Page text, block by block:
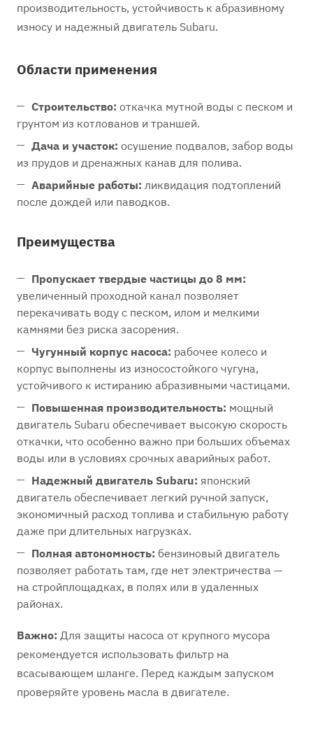
производительность, устойчивость к абразивному
износу и надежный двигатель Subaru.
Области применения
Строительство: откачка мутной воды с песком и
грунтом из котлованов и траншей.
Дача и участок: осушение подвалов, забор воды
из прудов и дренажных канав для полива.
Аварийные работы: ликвидация подтоплений
после дождей или паводков.
Преимущества
Пропускает твердые частицы до 8 мм:
увеличенный проходной канал позволяет
перекачивать воду с песком, илом и мелкими
камнями без риска засорения.
Чугунный корпус насоса: рабочее колесо и
корпус выполнены из износостойкого чугуна,
устойчивого к истиранию абразивными частицами.
Повышенная производительность: мощный
двигатель Subaru обеспечивает высокую скорость
откачки, что особенно важно при больших объемах
воды или в условиях срочных аварийных работ.
Надежный двигатель Subaru: японский
двигатель обеспечивает легкий ручной запуск,
экономичный расход топлива и стабильную работу
даже при длительных нагрузках.
Полная автономность: бензиновый двигатель
позволяет работать там, где нет электричества —
на стройплощадках, в полях или в удаленных
районах.
Важно: Для защиты насоса от крупного мусора
рекомендуется использовать фильтр на
всасывающем шланге. Перед каждым запуском
проверяйте уровень масла в двигателе.